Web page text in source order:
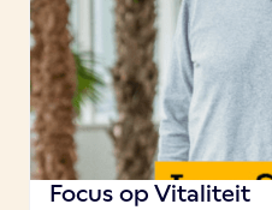
Focus op Vitaliteit